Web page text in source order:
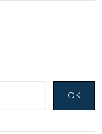
OK